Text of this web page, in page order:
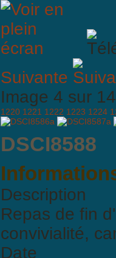
Suivante
Image 4 sur
1220 1221 1222 1223 1224
DSCI8588
Description
Repas de fin
convivialité,
Date